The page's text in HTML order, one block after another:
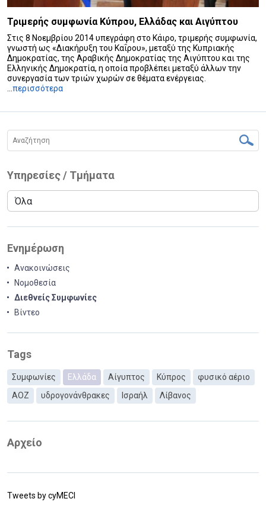
Τριμερής συμφωνία Κύπρου, Ελλάδας και Αιγύπτου
Στις 8 Νοεμβρίου 2014 υπεγράφη στο Κάιρο, τριμερής συμφωνία,
γνωστή ως «Διακήρυξη του Καΐρου», μεταξύ της Κυπριακής
Δημοκρατίας, της Αραβικής Δημοκρατίας της Αιγύπτου και της
Ελληνικής Δημοκρατία, η οποία προβλέπει μεταξύ άλλων την
συνεργασία των τριών χωρών σε θέματα ενέργειας.
περισσότερα
Υπηρεσίες / Τμήματα
Ενημέρωση
Ανακοινώσεις
Νομοθεσία
Διεθνείς Συμφωνίες
Βίντεο
Tags
Συμφωνίες Ελλάδα Αίγυπτος Κύπρος
φυσικό αέριο
ΑΟΖ
υδρογονάνθρακες Ισραήλ Λίβανος
Αρχείο
Tweets by cyMECI